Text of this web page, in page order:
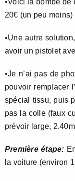
•Voici la bombe de
20€ (un peu moins)
•Une autre
avoir un pistolet
•Je n’ai pas de
pouvoir remplacer
spécial tissu, puis
pas la colle (faux
prévoir large,
Première étape:
la voiture (environ